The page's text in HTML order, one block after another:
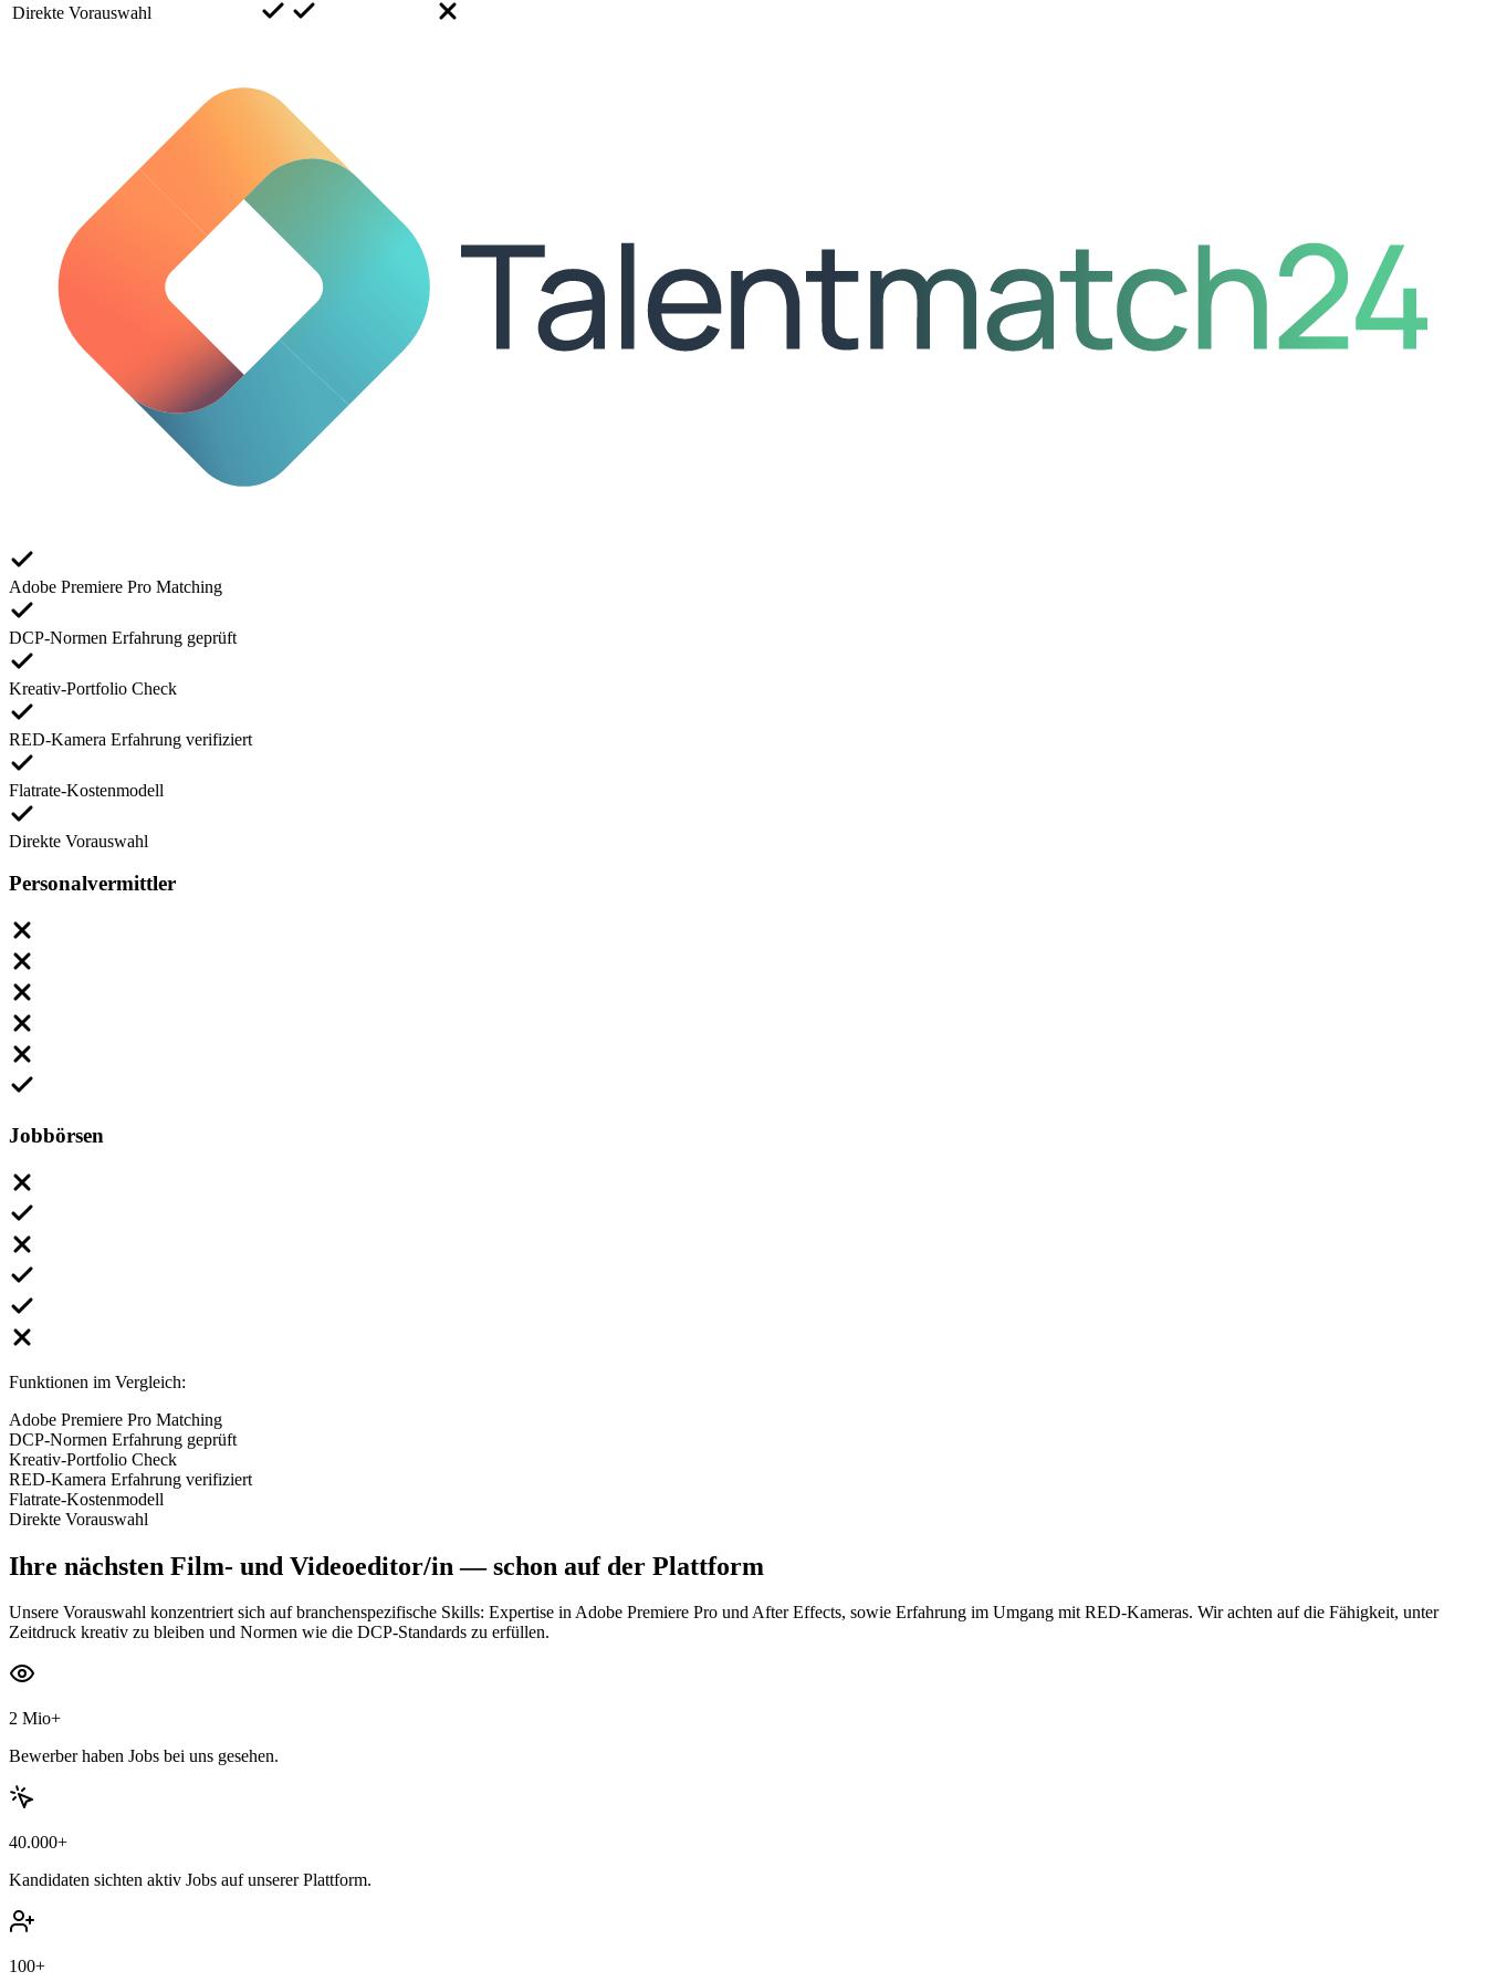
Direkte Vorauswahl
Adobe Premiere Pro Matching
DCP-Normen Erfahrung geprüft
Kreativ-Portfolio Check
RED-Kamera Erfahrung verifiziert
Flatrate-Kostenmodell
Direkte Vorauswahl
Personalvermittler
Jobbörsen
Funktionen im Vergleich:
Adobe Premiere Pro Matching
DCP-Normen Erfahrung geprüft
Kreativ-Portfolio Check
RED-Kamera Erfahrung verifiziert
Flatrate-Kostenmodell
Direkte Vorauswahl
Ihre nächsten Film- und Videoeditor/in — schon auf der Plattform
Unsere Vorauswahl konzentriert sich auf branchenspezifische Skills: Expertise in Adobe Premiere Pro und After Effects, sowie Erfahrung im Umgang mit RED-Kameras. Wir achten auf die Fähigkeit, unter
Zeitdruck kreativ zu bleiben und Normen wie die DCP-Standards zu erfüllen.
2 Mio+
Bewerber haben Jobs bei uns gesehen.
40.000+
Kandidaten sichten aktiv Jobs auf unserer Plattform.
100+